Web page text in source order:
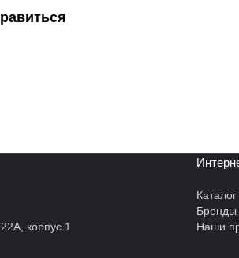
корпус 1
Каталог
Бренды
Наши